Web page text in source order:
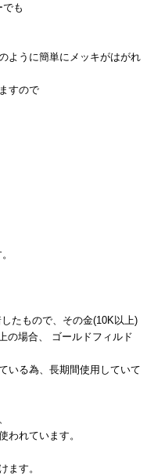
も
ように簡単にメッキがはがれ
すので
たもので、その金(10K以上)
の場合、 ゴールドフィルド
いる為、長期間使用していて
われています。
ます。